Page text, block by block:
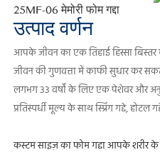
25MF-06 मेमोरी फोम गद्दा
उत्पाद वर्णन
आपके जीवन का एक तिहाई हिस्सा
जीवन की गुणवत्ता में काफी सुधार कर
लगभग 33 वर्षों के लिए एक पेशेवर और
प्रतिस्पर्धी मूल्य के साथ स्प्रिंग गद्दे, होटल
कस्टम साइज़ का फोम गद्दा आपके शरीर